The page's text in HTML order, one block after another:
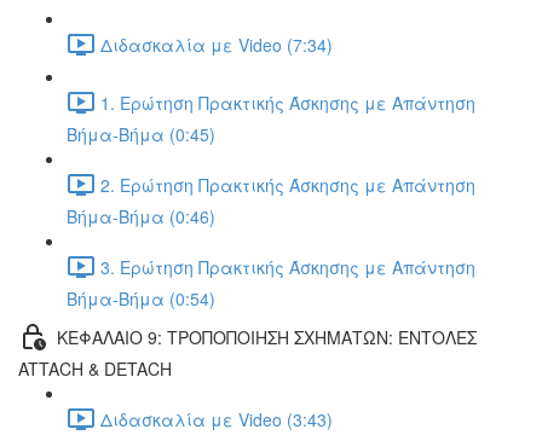
Διδασκαλία με Video (7:34)
1. Ερώτηση Πρακτικής Άσκησης με Απάντηση
Βήμα-Βήμα (0:45)
2. Ερώτηση Πρακτικής Άσκησης με Απάντηση
Βήμα-Βήμα (0:46)
3. Ερώτηση Πρακτικής Άσκησης με Απάντηση
Βήμα-Βήμα (0:54)
ΚΕΦΑΛΑΙΟ 9: ΤΡΟΠΟΠΟΙΗΣΗ ΣΧΗΜΑΤΩΝ: ΕΝΤΟΛΕΣ
ATTACH & DETACH
Διδασκαλία με Video (3:43)